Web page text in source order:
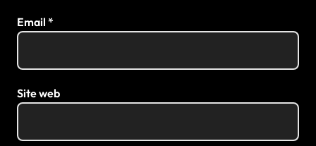
Email *
Site web